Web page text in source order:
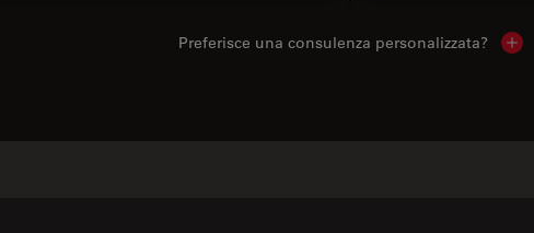
Preferisce una consulenza personalizzata?